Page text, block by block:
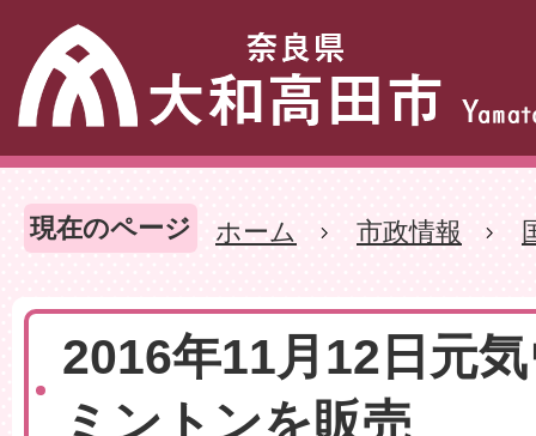
現在のページ ホーム 市政情報
2016年11月12日元
ミントンを販売